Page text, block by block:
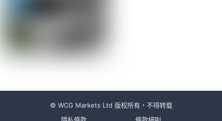
© WCG Markets Ltd 版权所有，不得转载